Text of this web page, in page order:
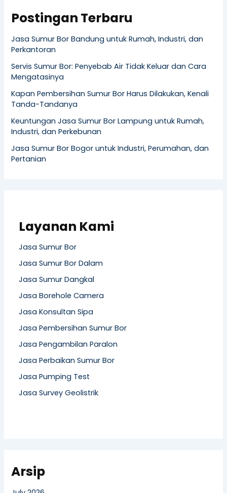
Postingan Terbaru
Jasa Sumur Bor Bandung untuk Rumah, Industri, dan
Perkantoran
Servis Sumur Bor: Penyebab Air Tidak Keluar dan Cara
Mengatasinya
Kapan Pembersihan Sumur Bor Harus Dilakukan, Kenali
Tanda-Tandanya
Keuntungan Jasa Sumur Bor Lampung untuk Rumah,
Industri, dan Perkebunan
Jasa Sumur Bor Bogor untuk Industri, Perumahan, dan
Pertanian
Layanan Kami
Jasa Sumur Bor
Jasa Sumur Bor Dalam
Jasa Sumur Dangkal
Jasa Borehole Camera
Jasa Konsultan Sipa
Jasa Pembersihan Sumur Bor
Jasa Pengambilan Paralon
Jasa Perbaikan Sumur Bor
Jasa Pumping Test
Jasa Survey Geolistrik
Arsip